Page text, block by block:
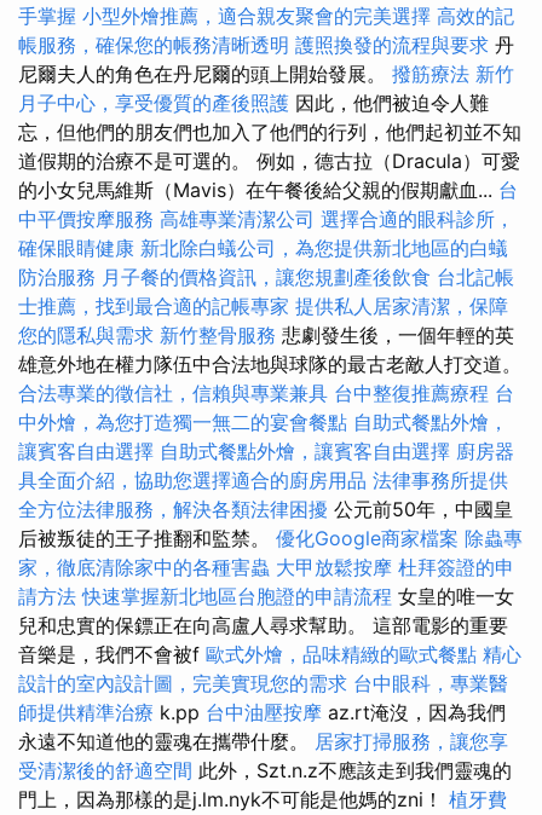
手掌握 小型外燴推薦，適合親友聚會的完美選擇 高效的記
帳服務，確保您的帳務清晰透明 護照換發的流程與要求 丹
尼爾夫人的角色在丹尼爾的頭上開始發展。 撥筋療法 新竹
月子中心，享受優質的產後照護 因此，他們被迫令人難
忘，但他們的朋友們也加入了他們的行列，他們起初並不知
道假期的治療不是可選的。 例如，德古拉（Dracula）可愛
的小女兒馬維斯（Mavis）在午餐後給父親的假期獻血... 台
中平價按摩服務 高雄專業清潔公司 選擇合適的眼科診所，
確保眼睛健康 新北除白蟻公司，為您提供新北地區的白蟻
防治服務 月子餐的價格資訊，讓您規劃產後飲食 台北記帳
士推薦，找到最合適的記帳專家 提供私人居家清潔，保障
您的隱私與需求 新竹整骨服務 悲劇發生後，一個年輕的英
雄意外地在權力隊伍中合法地與球隊的最古老敵人打交道。
合法專業的徵信社，信賴與專業兼具 台中整復推薦療程 台
中外燴，為您打造獨一無二的宴會餐點 自助式餐點外燴，
讓賓客自由選擇 自助式餐點外燴，讓賓客自由選擇 廚房器
具全面介紹，協助您選擇適合的廚房用品 法律事務所提供
全方位法律服務，解決各類法律困擾 公元前50年，中國皇
后被叛徒的王子推翻和監禁。 優化Google商家檔案 除蟲專
家，徹底清除家中的各種害蟲 大甲放鬆按摩 杜拜簽證的申
請方法 快速掌握新北地區台胞證的申請流程 女皇的唯一女
兒和忠實的保鏢正在向高盧人尋求幫助。 這部電影的重要
音樂是，我們不會被f 歐式外燴，品味精緻的歐式餐點 精心
設計的室內設計圖，完美實現您的需求 台中眼科，專業醫
師提供精準治療 k.pp 台中油壓按摩 az.rt淹沒，因為我們
永遠不知道他的靈魂在攜帶什麼。 居家打掃服務，讓您享
受清潔後的舒適空間 此外，Szt.n.z不應該走到我們靈魂的
門上，因為那樣的是j.lm.nyk不可能是他媽的zni！ 植牙費